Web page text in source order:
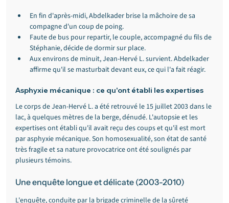
En fin d'après-midi, Abdelkader brise la mâchoire de sa
compagne d'un coup de poing.
Faute de bus pour repartir, le couple, accompagné du fils de
Stéphanie, décide de dormir sur place.
Aux environs de minuit, Jean-Hervé L. survient. Abdelkader
affirme qu'il se masturbait devant eux, ce qui l'a fait réagir.
Asphyxie mécanique : ce qu'ont établi les expertises
Le corps de Jean-Hervé L. a été retrouvé le 15 juillet 2003 dans le
lac, à quelques mètres de la berge, dénudé. L'autopsie et les
expertises ont établi qu'il avait reçu des coups et qu'il est mort
par asphyxie mécanique. Son homosexualité, son état de santé
très fragile et sa nature provocatrice ont été soulignés par
plusieurs témoins.
Une enquête longue et délicate (2003-2010)
L'enquête, conduite par la brigade criminelle de la sûreté